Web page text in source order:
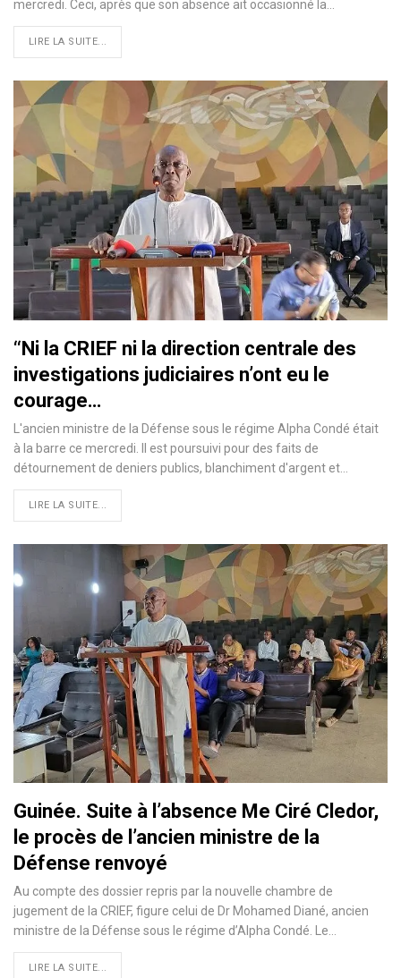
mercredi. Ceci, après que son absence ait occasionné la…
LIRE LA SUITE...
‘‘Ni la CRIEF ni la direction centrale des
investigations judiciaires n’ont eu le
courage…
L'ancien ministre de la Défense sous le régime Alpha Condé était
à la barre ce mercredi. Il est poursuivi pour des faits de
détournement de deniers publics, blanchiment d'argent et…
LIRE LA SUITE...
Guinée. Suite à l’absence Me Ciré Cledor,
le procès de l’ancien ministre de la
Défense renvoyé
Au compte des dossier repris par la nouvelle chambre de
jugement de la CRIEF, figure celui de Dr Mohamed Diané, ancien
ministre de la Défense sous le régime d’Alpha Condé. Le…
LIRE LA SUITE...